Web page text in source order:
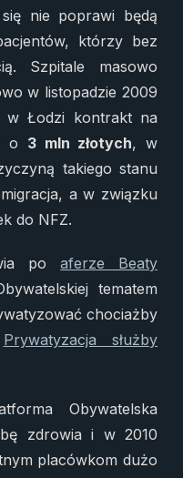
nie poprawi będą
którzy bez
Szpitale masowo
w listopadzie 2009
w Łodzi kontrakt na
o 3 mln złotych, w
takiego stanu
a w związku
do NFZ.
poaferze Beaty
tematem
chociażby
Prywatyzacja służby
Obywatelska
zdrowia i w 2010
placówkom dużo